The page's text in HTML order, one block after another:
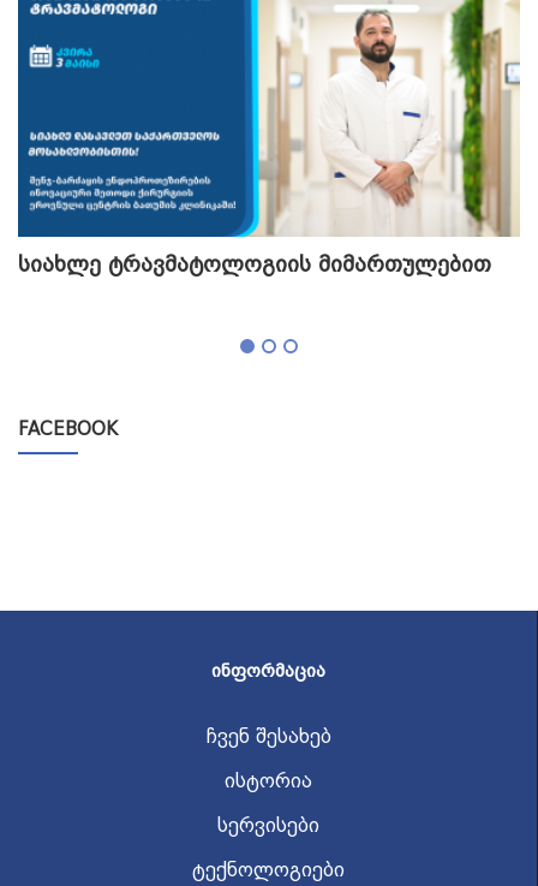
სიახლე ტრავმატოლოგიის მიმართულებით
FACEBOOK
ᲘᲜᲤᲝᲠᲛᲐᲪᲘᲐ
ჩვენ შესახებ
ისტორია
სერვისები
ტექნოლოგიები